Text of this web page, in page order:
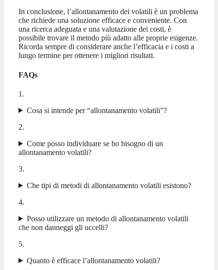
In conclusione, l’allontanamento dei volatili è un problema
che richiede una soluzione efficace e conveniente. Con
una ricerca adeguata e una valutazione dei costi, è
possibile trovare il metodo più adatto alle proprie esigenze.
Ricorda sempre di considerare anche l’efficacia e i costi a
lungo termine per ottenere i migliori risultati.
FAQs
1.
Cosa si intende per “allontanamento volatili”?
2.
Come posso individuare se ho bisogno di un
allontanamento volatili?
3.
Che tipi di metodi di allontanamento volatili esistono?
4.
Posso utilizzare un metodo di allontanamento volatili
che non danneggi gli uccelli?
5.
Quanto è efficace l’allontanamento volatili?